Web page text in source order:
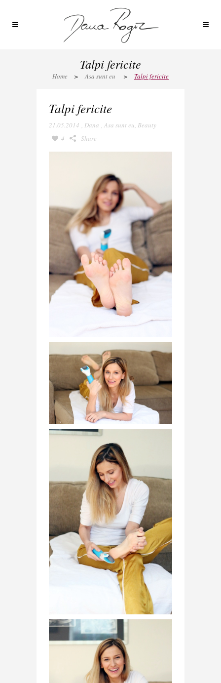
Talpi fericite
Home > Asa sunt eu > Talpi fericite
Talpi fericite
21.05.2014 , Dana , Asa sunt eu, Beauty
4
Share